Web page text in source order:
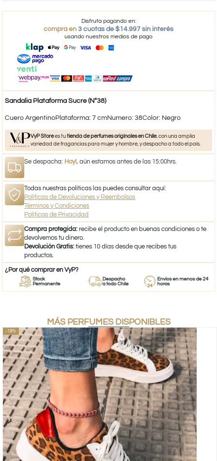
Disfruta pagando en:
compra en 3 cuotas de $14.997 sin interés
usando nuestros medios de pago
Sandalia Plataforma Sucre (Nº38)
Cuero ArgentinoPlataforma: 7 cmNumero: 38Color: Negro
VyP Storees tutienda de perfumes originales en Chile, con una amplia
variedad de fragancias para mujer y hombre, y despacho a todo el país.
Se despacha: Hoy!, aún estamos antes de las 15:00hrs.
Todas nuestras políticas las puedes consultar aquí:
Políticas de Devoluciones y Reembolsos
Términos y Condiciones
Políticas de Privacidad
Compra protegida: recibe el producto en buenas condiciones o te
devolvemos tu dinero.
Devolución Gratis: tienes 10 días desde que recibes tus
productos.
¿Por qué comprar en VyP?
Stock
Permanente
Despacho
a todo Chile
Envíos en menos de 24
horas
MÁS PERFUMES DISPONIBLES
-18%